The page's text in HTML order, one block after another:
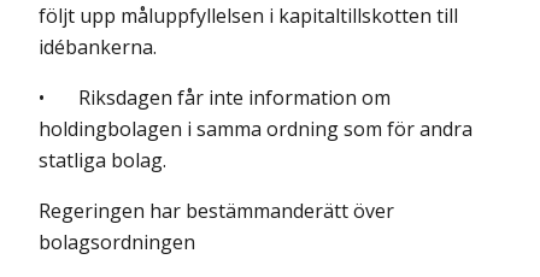
följt upp måluppfyllelsen i kapitaltillskotten till
idébankerna.
• Riksdagen får inte information om
holdingbolagen i samma ordning som för andra
statliga bolag.
Regeringen har bestämmanderätt över
bolagsordningen